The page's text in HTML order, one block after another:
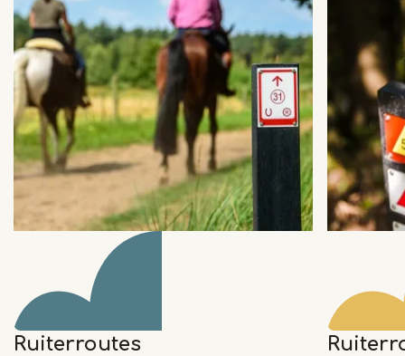
Ruiterroutes